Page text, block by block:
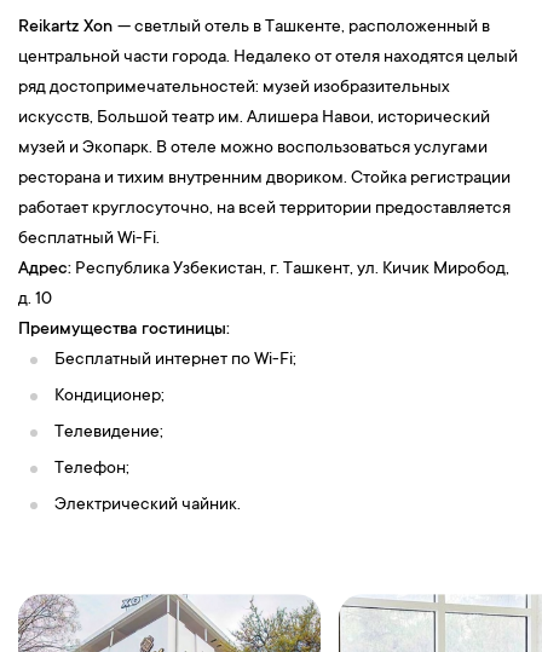
Reikartz Xon — светлый отель в Ташкенте, расположенный в
центральной части города. Недалеко от отеля находятся целый
ряд достопримечательностей: музей изобразительных
искусств, Большой театр им. Алишера Навои, исторический
музей и Экопарк. В отеле можно воспользоваться услугами
ресторана и тихим внутренним двориком. Стойка регистрации
работает круглосуточно, на всей территории предоставляется
бесплатный Wi-Fi.
Адрес: Республика Узбекистан, г. Ташкент, ул. Кичик Миробод,
д. 10
Преимущества гостиницы:
Бесплатный интернет по Wi-Fi;
Кондиционер;
Телевидение;
Телефон;
Электрический чайник.